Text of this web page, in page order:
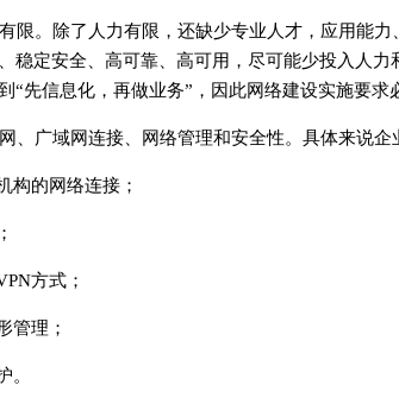
限。除了人力有限，还缺少专业人才，应用能
稳定安全、高可靠、高可用，尽可能少投入人
“先信息化，再做业务”，因此网络建设实施要求
、广域网连接、网络管理和安全性。具体来说企
构的网络连接；
方式；
管理；
。